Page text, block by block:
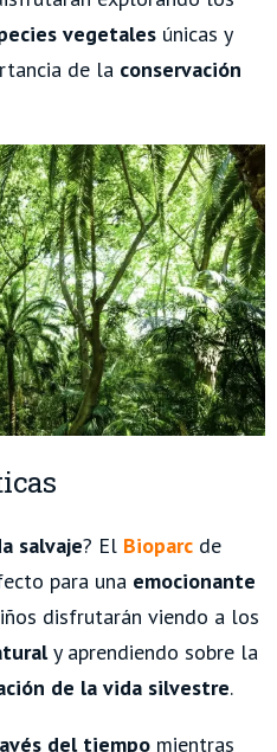
vegetales únicas y
de la conservación
salvaje? El Bioparc de
para una emocionante
disfrutarán viendo a los
y aprendiendo sobre la
de la vida silvestre.
del tiempo mientras